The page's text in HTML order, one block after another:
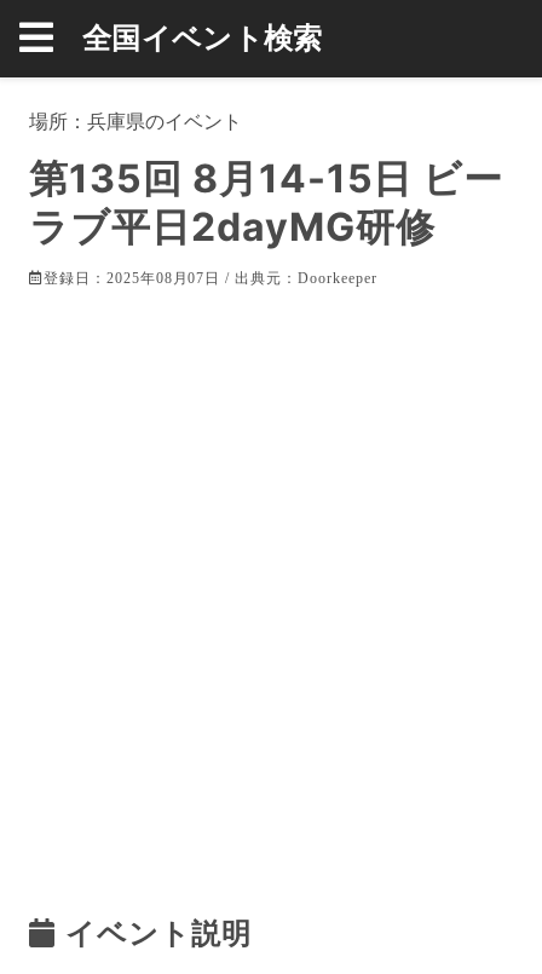
全国イベント検索
場所： 兵庫県のイベント
第135回 8月14-15日 ビー
ラブ平日2dayMG研修
登録日：2025年08月07日 / 出典元：Doorkeeper
イベント説明